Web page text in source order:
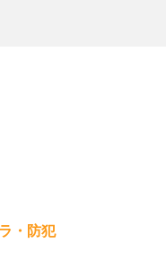
・防犯